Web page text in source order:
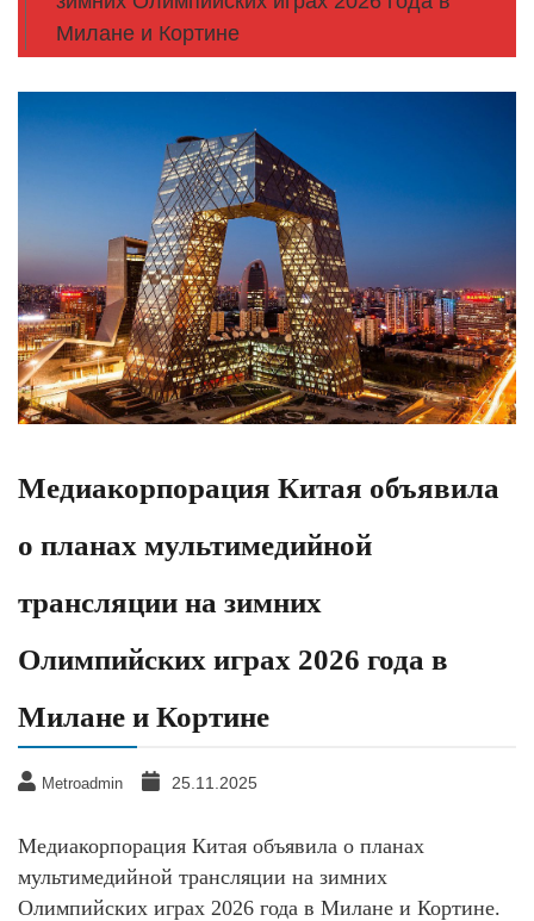
Милане и Кортине
Медиакорпорация Китая объявила
о планах мультимедийной
трансляции на зимних
Олимпийских играх 2026 года в
Милане и Кортине
Metroadmin 25.11.2025
Медиакорпорация Китая объявила о планах
мультимедийной трансляции на зимних
Олимпийских играх 2026 года в Милане и Кортине.